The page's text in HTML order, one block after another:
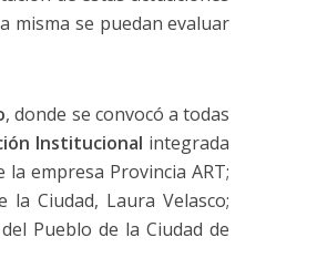
misma se puedan evaluar
, donde se convocó a todas
Institucional integrada
empresa Provincia ART;
Ciudad, Laura Velasco;
Pueblo de la Ciudad de